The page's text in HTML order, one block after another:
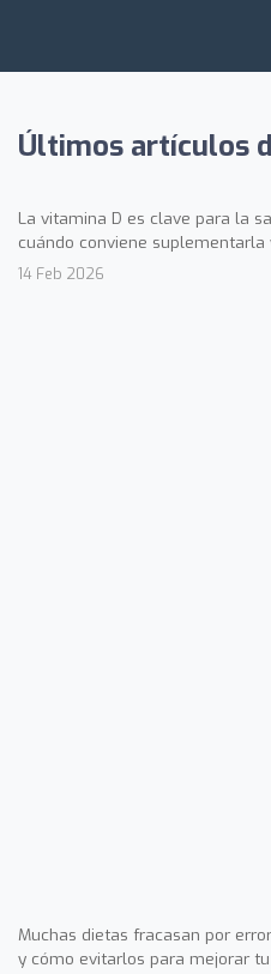
Últimos artículos
La vitamina D es clave para la
cuándo conviene suplementarla
14 Feb 2026
Muchas dietas fracasan por
y cómo evitarlos para mejorar